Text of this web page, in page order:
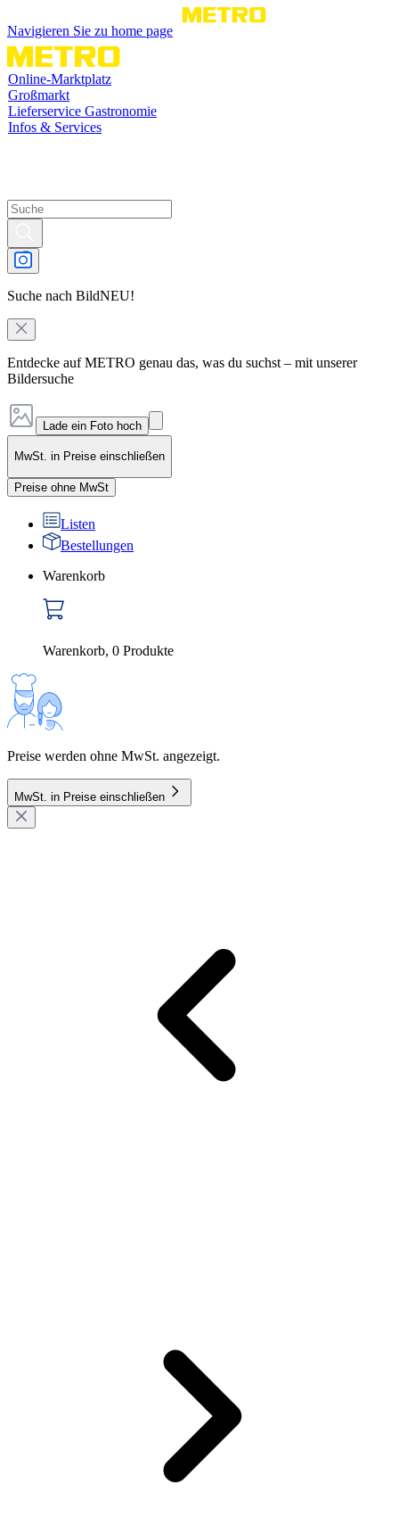
Navigieren Sie zu home page
Online-Marktplatz
Großmarkt
Lieferservice Gastronomie
Infos & Services
Suche nach BildNEU!
Entdecke auf METRO genau das, was du suchst – mit unserer
Bildersuche
Lade ein Foto hoch
MwSt. in Preise einschließen
Preise ohne MwSt
Listen
Bestellungen
Warenkorb
Warenkorb, 0 Produkte
Preise werden ohne MwSt. angezeigt.
MwSt. in Preise einschließen